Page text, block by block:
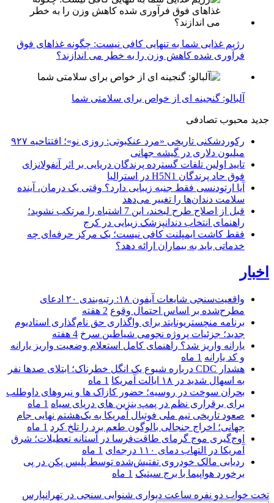
رژیم غذایی شما به تنهایی کافی نیست: چگونه غذاهای فوق
فرآوری شده کاهش وزن را به خطر می اندازند؟
آلبالو: گنجینه ای از خواص برای سلامتی شما
جدید محبوب تصادفی
رکوردشکنی تاریخی «مرد عنکبوتی: روزی نو»؛ افتتاحیه ۹۲۷
میلیون دلاری در گیشه جهانی
تایید اولین تلفات گسترده پرندگان دریایی بر اثر آنفولانزای
فوق حاد پرندگان H5N1 در استرالیا
آیا ارتودنسی فقط جنبه زیبایی دارد؟ وقتی یک درمان، آینده
سلامت دندان‌ها را تغییر می‌دهد
قبل از اصلاح طرح لبخند، این 7 اشتباه را مرتکب نشوید؛
راهنمای انتخاب دندانپزشک زیبایی در کرج
فقط کاشت ایمپلنت کافی نیست؛ یک مرکز حرفه‌ای چه
خدماتی باید به بیماران ارائه دهد؟
اخبار
واقعیت‌سنجی شایعات آیفون ۱۸: رتبه‌بندی ۲۰ ادعای
مطرح‌شده بر اساس احتمال وقوع 2 هفته
برنامه منچستریونایتد برای واگذاری حق نام‌گذاری استادیوم
جدید؛ جزئیات پروژه نجومی شیاطین سرخ 4 هفته
یارانه واریز شد؟ راهنمای کامل استعلام وضعیت واریز یارانه
و کد یارانه 1 ماه
هشدار CDC درباره شیوع یک انگل خطرناک؛ ابتلای صدها نفر
به اسهال شدید در ۱۸ ایالت آمریکا
1 ماه
بحران سوخت در روسیه؛ حضور کازاک‌ ها و نیروهای داوطلب
برای برقراری نظم در پمپ بنزین‌ های دریای سیاه 1 ماه
صعود تاریخی تیم ملی فوتبال آمریکا به یک‌هشتم نهایی جام
جهانی؛ اخراج جنجالی بالوگون طعم برد را تلخ کرد 1 ماه
اوج‌گیری موج گرمای طاقت‌فرسا در آستانه تعطیلات؛ شرق
آمریکا در التهاب دمای ۱۱۰ درجه‌ای
1 ماه
ردیابی مالک خودروی تفتیش‌شده توسط پلیس پکن در پی
برخورد هواپیما با برج سیتیک 1 ماه
تخت خواب دو نفره ساعت دیواری شنوایی سنجی در تهرانپارس